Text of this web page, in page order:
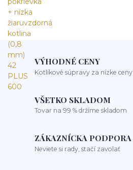
VÝHODNÉ CENY
Kotlíkové súpravy za nízke ceny
VŠETKO SKLADOM
Tovar na 99 % držíme skladom
ZÁKAZNÍCKA PODPORA
Neviete si rady, stačí zavolať